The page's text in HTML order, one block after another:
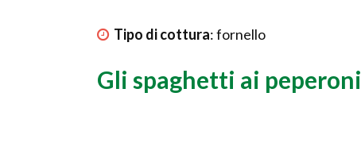
Tipo di cottura:fornello
Gli spaghetti ai peperoni